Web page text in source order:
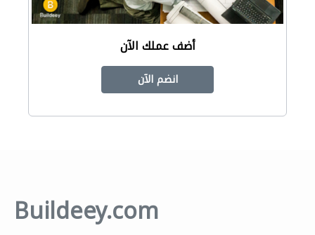
أضف عملك الآن
انضم الآن
Buildeey.com